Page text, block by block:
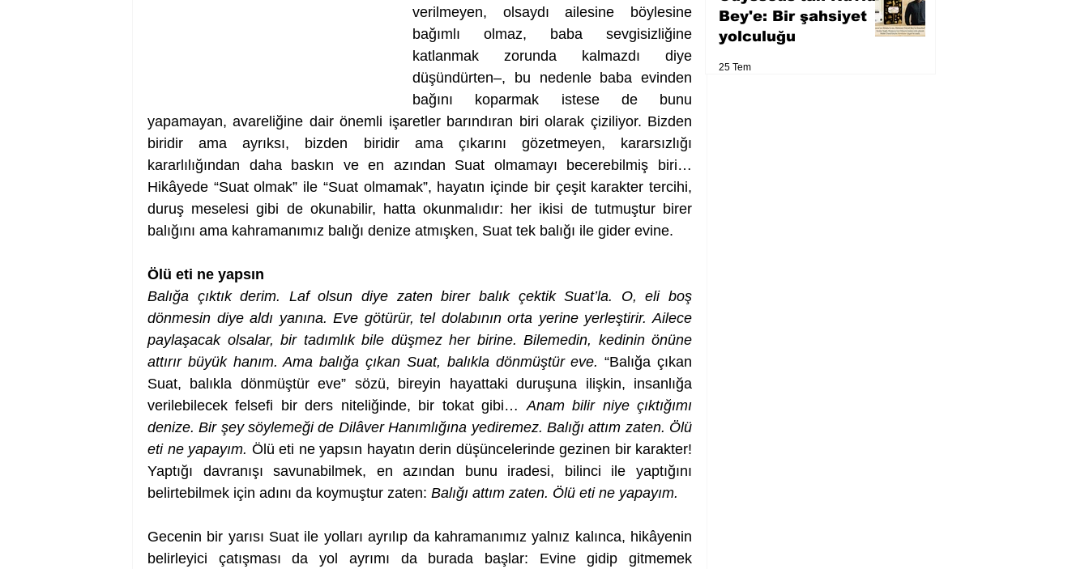
verilmeyen, olsaydı ailesine böylesine
bağımlı olmaz, baba sevgisizliğine
katlanmak zorunda kalmazdı diye
düşündürten–, bu nedenle baba evinden
bağını koparmak istese de bunu
yapamayan, avareliğine dair önemli işaretler barındıran biri olarak çiziliyor. Bizden
biridir ama ayrıksı, bizden biridir ama çıkarını gözetmeyen, kararsızlığı
kararlılığından daha baskın ve en azından Suat olmamayı becerebilmiş biri…
Hikâyede “Suat olmak” ile “Suat olmamak”, hayatın içinde bir çeşit karakter tercihi,
duruş meselesi gibi de okunabilir, hatta okunmalıdır: her ikisi de tutmuştur birer
balığını ama kahramanımız balığı denize atmışken, Suat tek balığı ile gider evine.
Ölü eti ne yapsın
Balığa çıktık derim. Laf olsun diye zaten birer balık çektik Suat’la. O, eli boş
dönmesin diye aldı yanına. Eve götürür, tel dolabının orta yerine yerleştirir. Ailece
paylaşacak olsalar, bir tadımlık bile düşmez her birine. Bilemedin, kedinin önüne
attırır büyük hanım. Ama balığa çıkan Suat, balıkla dönmüştür eve. “Balığa çıkan
Suat, balıkla dönmüştür eve” sözü, bireyin hayattaki duruşuna ilişkin, insanlığa
verilebilecek felsefi bir ders niteliğinde, bir tokat gibi… Anam bilir niye çıktığımı
denize. Bir şey söylemeği de Dilâver Hanımlığına yediremez. Balığı attım zaten. Ölü
eti ne yapayım. Ölü eti ne yapsın hayatın derin düşüncelerinde gezinen bir karakter!
Yaptığı davranışı savunabilmek, en azından bunu iradesi, bilinci ile yaptığını
belirtebilmek için adını da koymuştur zaten: Balığı attım zaten. Ölü eti ne yapayım.
Gecenin bir yarısı Suat ile yolları ayrılıp da kahramanımız yalnız kalınca, hikâyenin
belirleyici çatışması da yol ayrımı da burada başlar: Evine gidip gitmemek
Bey'e: Bir şahsiyet
yolculuğu
25 Tem